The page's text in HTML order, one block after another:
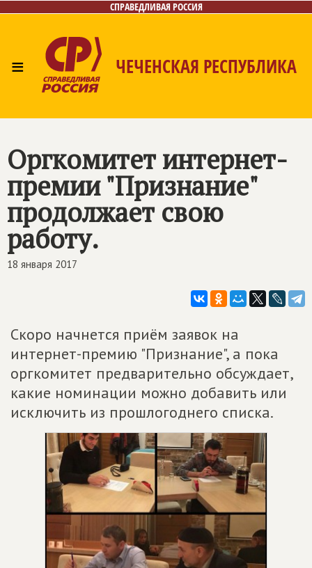
СПРАВЕДЛИВАЯ РОССИЯ
≡ ЧЕЧЕНСКАЯ РЕСПУБЛИКА
Оргкомитет интернет-
премии "Признание"
продолжает свою
работу.
18 января 2017
Скоро начнется приём заявок на
интернет-премию "Признание", а пока
оргкомитет предва­рительно обсуждает,
ка­кие номинации можно добавить или
исключить­ из прошлогоднего списка.